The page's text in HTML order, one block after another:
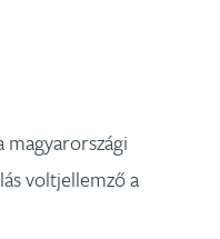
voltjellemző a